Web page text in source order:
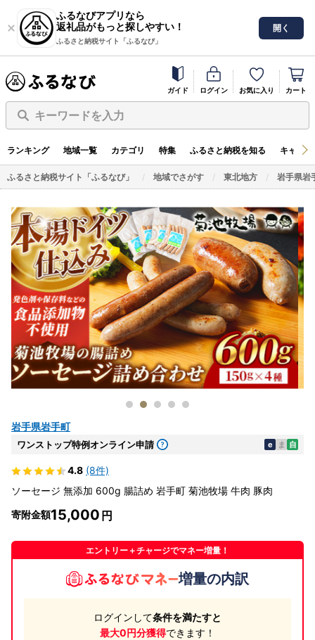
ふるなびアプリなら
返礼品がもっと探しやすい！
ふるさと納税サイト「ふるなび」
開く
ガイド ログイン お気に入り カート
キーワードを入力
ランキング 地域一覧 カテゴリ 特集 ふるさと納税を知る キャン
ふるさと納税サイト「ふるなび」 地域でさがす 東北地方 岩手県岩
岩手県岩手町
ワンストップ特例オンライン申請 e ま 自
4.8 (8件)
ソーセージ 無添加 600g 腸詰め 岩手町 菊池牧場 牛肉 豚肉
寄附金額15,000
エントリー＋チャージでマネー増量！
増量の内訳
ログインして条件を満たすと
最大0円分獲得できます！